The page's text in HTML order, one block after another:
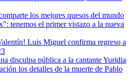
los mejores quesos del mundo
tenemos el primer vistazo a la nueva
Luis Miguel confirma regreso a
disculpa pública a la cantante Yuridia
los detalles de la muerte de Pablo